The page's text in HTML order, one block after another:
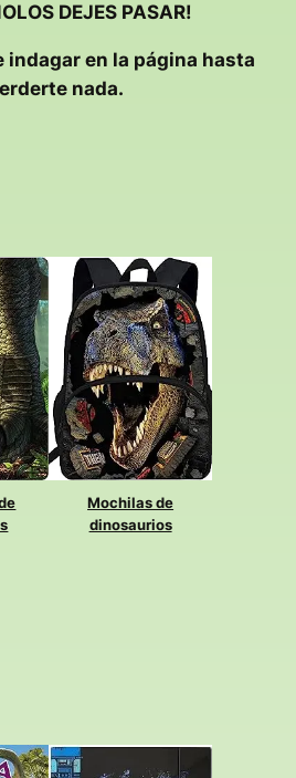
DEJES PASAR!
indagar en la página hasta
nada.
Mochilas de
dinosaurios
Lleva al colegio y allí